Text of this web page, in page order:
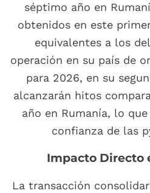
séptimo año en
obtenidos en este
equivalentes a los
operación en su país de
para 2026, en su
alcanzarán hitos
año en Rumanía, lo
confianza de las
Impacto Directo
La transacción